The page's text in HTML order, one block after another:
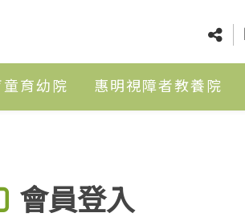
童育幼院 惠明視障者教養院
會員登入